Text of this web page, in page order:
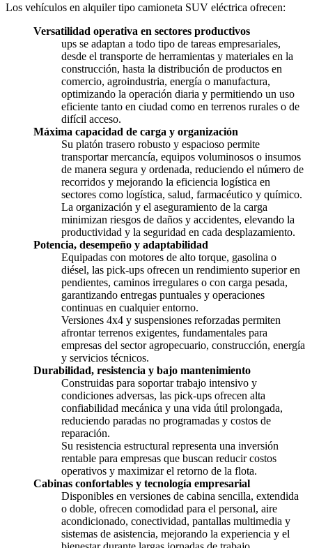
Los vehículos en alquiler tipo camioneta SUV eléctrica ofrecen:
Versatilidad operativa en sectores productivos
ups se adaptan a todo tipo de tareas empresariales,
desde el transporte de herramientas y materiales en la
construcción, hasta la distribución de productos en
comercio, agroindustria, energía o manufactura,
optimizando la operación diaria y permitiendo un uso
eficiente tanto en ciudad como en terrenos rurales o de
difícil acceso.
Máxima capacidad de carga y organización
Su platón trasero robusto y espacioso permite
transportar mercancía, equipos voluminosos o insumos
de manera segura y ordenada, reduciendo el número de
recorridos y mejorando la eficiencia logística en
sectores como logística, salud, farmacéutico y químico.
La organización y el aseguramiento de la carga
minimizan riesgos de daños y accidentes, elevando la
productividad y la seguridad en cada desplazamiento.
Potencia, desempeño y adaptabilidad
Equipadas con motores de alto torque, gasolina o
diésel, las pick-ups ofrecen un rendimiento superior en
pendientes, caminos irregulares o con carga pesada,
garantizando entregas puntuales y operaciones
continuas en cualquier entorno.
Versiones 4x4 y suspensiones reforzadas permiten
afrontar terrenos exigentes, fundamentales para
empresas del sector agropecuario, construcción, energía
y servicios técnicos.
Durabilidad, resistencia y bajo mantenimiento
Construidas para soportar trabajo intensivo y
condiciones adversas, las pick-ups ofrecen alta
confiabilidad mecánica y una vida útil prolongada,
reduciendo paradas no programadas y costos de
reparación.
Su resistencia estructural representa una inversión
rentable para empresas que buscan reducir costos
operativos y maximizar el retorno de la flota.
Cabinas confortables y tecnología empresarial
Disponibles en versiones de cabina sencilla, extendida
o doble, ofrecen comodidad para el personal, aire
acondicionado, conectividad, pantallas multimedia y
sistemas de asistencia, mejorando la experiencia y el